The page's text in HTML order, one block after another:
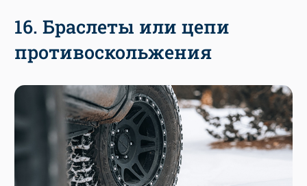
16. Браслеты или цепи
противоскольжения